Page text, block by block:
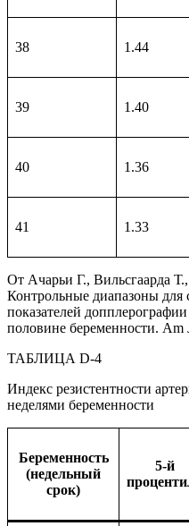
38 1.44
39 1.40
40 1.36
41 1.33
От Ачарьи Г., Вильсгаарда
Контрольные диапазоны для
показателей
половине беременности. Am
ТАБЛИЦА D-4
Индекс резистентности
неделями беременности
Беременность
(недельный
срок)
5-й